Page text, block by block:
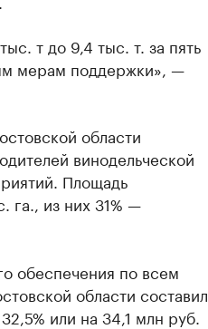
т до 9,4 тыс. т. за пять
мерам поддержки», —
области
винодельческой
Площадь
га., из них 31% —
обеспечения по всем
области составил
или на 34,1 млн руб.